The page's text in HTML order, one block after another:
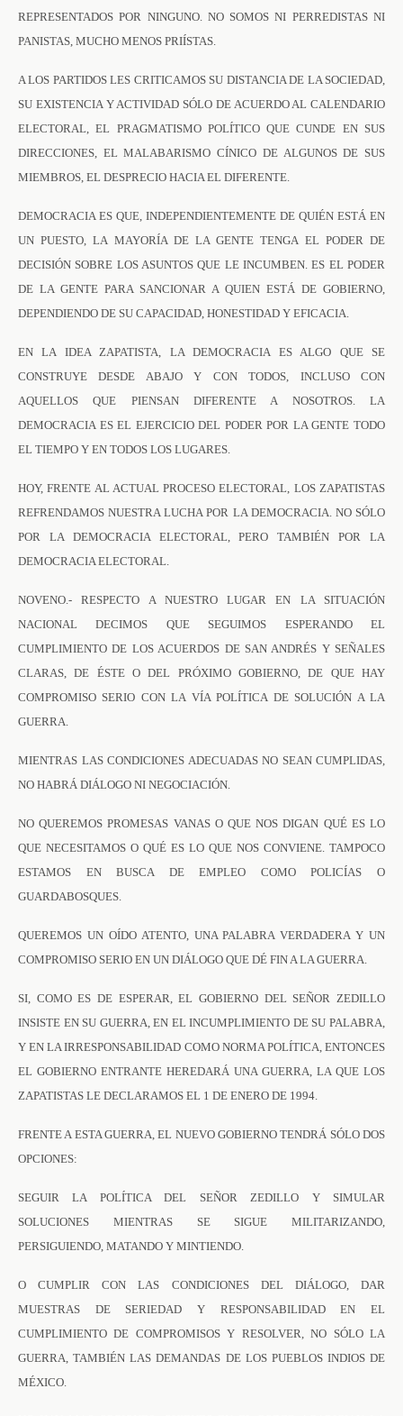
REPRESENTADOS POR NINGUNO. NO SOMOS NI PERREDISTAS NI
PANISTAS, MUCHO MENOS PRIÍSTAS.
A LOS PARTIDOS LES CRITICAMOS SU DISTANCIA DE LA SOCIEDAD,
SU EXISTENCIA Y ACTIVIDAD SÓLO DE ACUERDO AL CALENDARIO
ELECTORAL, EL PRAGMATISMO POLÍTICO QUE CUNDE EN SUS
DIRECCIONES, EL MALABARISMO CÍNICO DE ALGUNOS DE SUS
MIEMBROS, EL DESPRECIO HACIA EL DIFERENTE.
DEMOCRACIA ES QUE, INDEPENDIENTEMENTE DE QUIÉN ESTÁ EN
UN PUESTO, LA MAYORÍA DE LA GENTE TENGA EL PODER DE
DECISIÓN SOBRE LOS ASUNTOS QUE LE INCUMBEN. ES EL PODER
DE LA GENTE PARA SANCIONAR A QUIEN ESTÁ DE GOBIERNO,
DEPENDIENDO DE SU CAPACIDAD, HONESTIDAD Y EFICACIA.
EN LA IDEA ZAPATISTA, LA DEMOCRACIA ES ALGO QUE SE
CONSTRUYE DESDE ABAJO Y CON TODOS, INCLUSO CON
AQUELLOS QUE PIENSAN DIFERENTE A NOSOTROS. LA
DEMOCRACIA ES EL EJERCICIO DEL PODER POR LA GENTE TODO
EL TIEMPO Y EN TODOS LOS LUGARES.
HOY, FRENTE AL ACTUAL PROCESO ELECTORAL, LOS ZAPATISTAS
REFRENDAMOS NUESTRA LUCHA POR LA DEMOCRACIA. NO SÓLO
POR LA DEMOCRACIA ELECTORAL, PERO TAMBIÉN POR LA
DEMOCRACIA ELECTORAL.
NOVENO.- RESPECTO A NUESTRO LUGAR EN LA SITUACIÓN
NACIONAL DECIMOS QUE SEGUIMOS ESPERANDO EL
CUMPLIMIENTO DE LOS ACUERDOS DE SAN ANDRÉS Y SEÑALES
CLARAS, DE ÉSTE O DEL PRÓXIMO GOBIERNO, DE QUE HAY
COMPROMISO SERIO CON LA VÍA POLÍTICA DE SOLUCIÓN A LA
GUERRA.
MIENTRAS LAS CONDICIONES ADECUADAS NO SEAN CUMPLIDAS,
NO HABRÁ DIÁLOGO NI NEGOCIACIÓN.
NO QUEREMOS PROMESAS VANAS O QUE NOS DIGAN QUÉ ES LO
QUE NECESITAMOS O QUÉ ES LO QUE NOS CONVIENE. TAMPOCO
ESTAMOS EN BUSCA DE EMPLEO COMO POLICÍAS O
GUARDABOSQUES.
QUEREMOS UN OÍDO ATENTO, UNA PALABRA VERDADERA Y UN
COMPROMISO SERIO EN UN DIÁLOGO QUE DÉ FIN A LA GUERRA.
SI, COMO ES DE ESPERAR, EL GOBIERNO DEL SEÑOR ZEDILLO
INSISTE EN SU GUERRA, EN EL INCUMPLIMIENTO DE SU PALABRA,
Y EN LA IRRESPONSABILIDAD COMO NORMA POLÍTICA, ENTONCES
EL GOBIERNO ENTRANTE HEREDARÁ UNA GUERRA, LA QUE LOS
ZAPATISTAS LE DECLARAMOS EL 1 DE ENERO DE 1994.
FRENTE A ESTA GUERRA, EL NUEVO GOBIERNO TENDRÁ SÓLO DOS
OPCIONES:
SEGUIR LA POLÍTICA DEL SEÑOR ZEDILLO Y SIMULAR
SOLUCIONES MIENTRAS SE SIGUE MILITARIZANDO,
PERSIGUIENDO, MATANDO Y MINTIENDO.
O CUMPLIR CON LAS CONDICIONES DEL DIÁLOGO, DAR
MUESTRAS DE SERIEDAD Y RESPONSABILIDAD EN EL
CUMPLIMIENTO DE COMPROMISOS Y RESOLVER, NO SÓLO LA
GUERRA, TAMBIÉN LAS DEMANDAS DE LOS PUEBLOS INDIOS DE
MÉXICO.